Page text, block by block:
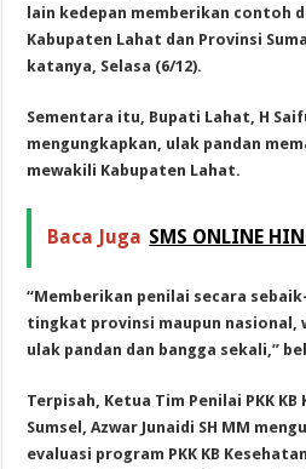
lain kedepan memberikan contoh
Kabupaten Lahat dan Provinsi
katanya, Selasa (6/12).
Sementara itu, Bupati Lahat, H
mengungkapkan, ulak pandan
mewakili Kabupaten Lahat.
Baca Juga SMS ONLINE
“Memberikan penilai secara
tingkat provinsi maupun nasional,
ulak pandan dan bangga sekali,”
Terpisah, Ketua Tim Penilai PKK
Sumsel, Azwar Junaidi SH MM
evaluasi program PKK KB